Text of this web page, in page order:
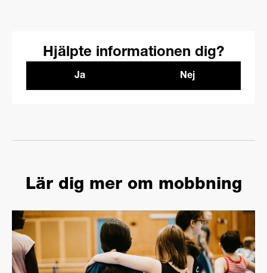
Hjälpte informationen dig?
Ja Nej
Lär dig mer om mobbning